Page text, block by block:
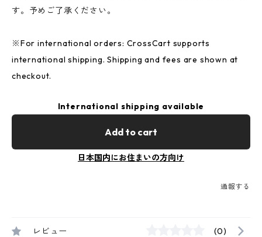
す。予めご了承ください。
※For international orders: CrossCart supports
international shipping. Shipping and fees are shown at
checkout.
International shipping available
Add to cart
日本国内にお住まいの方向け
通報する
レビュー (0)